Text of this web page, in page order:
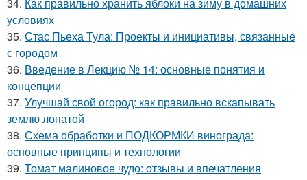
условиях
35. Стас Пьеха Тула: Проекты и инициативы, связанные
с городом
36. Введение в Лекцию № 14: основные понятия и
концепции
37. Улучшай свой огород: как правильно вскапывать
землю лопатой
38. Схема обработки и ПОДКОРМКИ винограда:
основные принципы и технологии
39. Томат малиновое чудо: отзывы и впечатления